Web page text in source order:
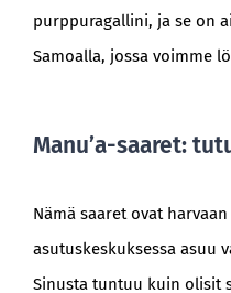
purppuragallini, ja se on
Samoalla, jossa voimme
Manu’a-saaret:
Nämä saaret ovat
asutuskeskuksessa asuu
Sinusta tuntuu kuin olisit